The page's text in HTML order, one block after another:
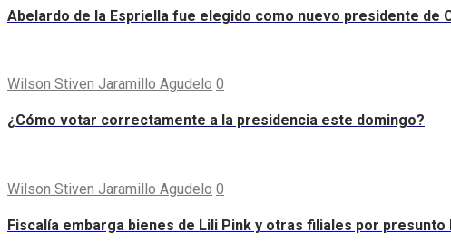
Abelardo de la Espriella fue elegido como nuevo presidente de
Wilson Stiven Jaramillo Agudelo 0
¿Cómo votar correctamente a la presidencia este domingo?
Wilson Stiven Jaramillo Agudelo 0
Fiscalía embarga bienes de Lili Pink y otras filiales por presunto